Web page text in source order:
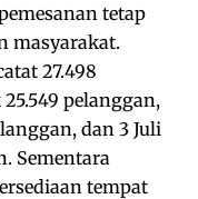
tetap
masyarakat.
27.498
pelanggan,
dan 3 Juli
Sementara
tempat